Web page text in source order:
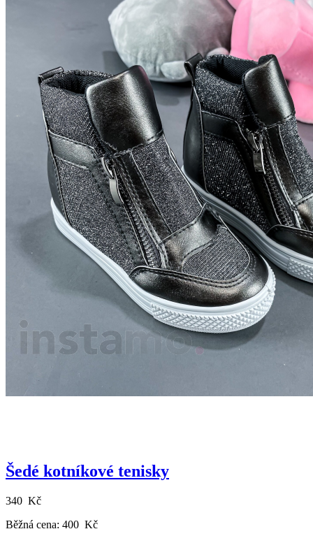
Šedé kotníkové tenisky
340 Kč
Běžná cena: 400 Kč